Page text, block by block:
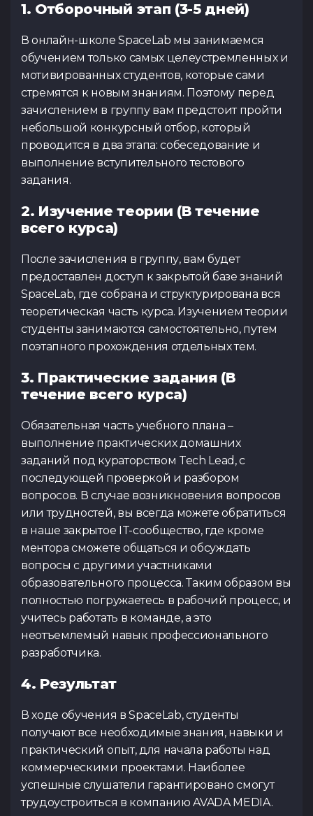
1. Отборочный этап (3-5 дней)
В онлайн-школе SpaceLab мы занимаемся
обучением только самых целеустремленных и
мотивированных студентов, которые сами
стремятся к новым знаниям. Поэтому перед
зачислением в группу вам предстоит пройти
небольшой конкурсный отбор, который
проводится в два этапа: собеседование и
выполнение вступительного тестового
задания.
2. Изучение теории (В течение
всего курса)
После зачисления в группу, вам будет
предоставлен доступ к закрытой базе знаний
SpaceLab, где собрана и структурирована вся
теоретическая часть курса. Изучением теории
студенты занимаются самостоятельно, путем
поэтапного прохождения отдельных тем.
3. Практические задания (В
течение всего курса)
Обязательная часть учебного плана –
выполнение практических домашних
заданий под кураторством Tech Lead, с
последующей проверкой и разбором
вопросов. В случае возникновения вопросов
или трудностей, вы всегда можете обратиться
в наше закрытое IT-сообщество, где кроме
ментора сможете общаться и обсуждать
вопросы с другими участниками
образовательного процесса. Таким образом вы
полностью погружаетесь в рабочий процесс, и
учитесь работать в команде, а это
неотъемлемый навык профессионального
разработчика.
4. Результат
В ходе обучения в SpaceLab, студенты
получают все необходимые знания, навыки и
практический опыт, для начала работы над
коммерческими проектами. Наиболее
успешные слушатели гарантировано смогут
трудоустроиться в компанию AVADA MEDIA.